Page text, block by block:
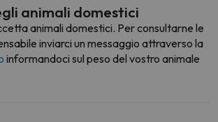
animali domestici
animali domestici. Per consultarne le
inviarci un messaggio attraverso la
informandoci sul peso del vostro animale